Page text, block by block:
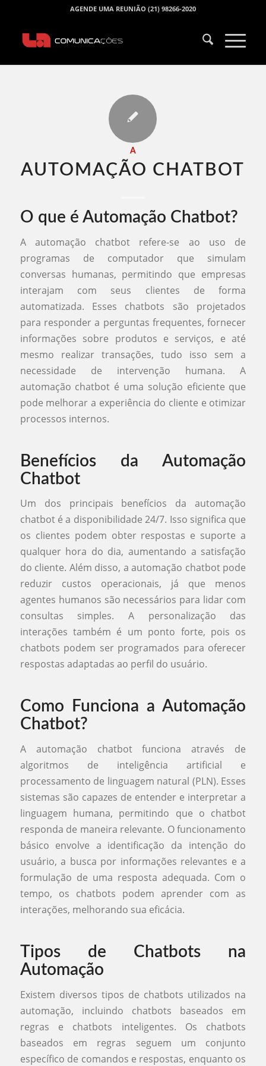
AGENDE UMA REUNIÃO (21) 98266-2020
A
AUTOMAÇÃO CHATBOT​
O que é Automação Chatbot?
A automação chatbot refere-se ao uso de
programas de computador que simulam
conversas humanas, permitindo que empresas
interajam com seus clientes de forma
automatizada. Esses chatbots são projetados
para responder a perguntas frequentes, fornecer
informações sobre produtos e serviços, e até
mesmo realizar transações, tudo isso sem a
necessidade de intervenção humana. A
automação chatbot é uma solução eficiente que
pode melhorar a experiência do cliente e otimizar
processos internos.
Benefícios da Automação
Chatbot
Um dos principais benefícios da automação
chatbot é a disponibilidade 24/7. Isso significa que
os clientes podem obter respostas e suporte a
qualquer hora do dia, aumentando a satisfação
do cliente. Além disso, a automação chatbot pode
reduzir custos operacionais, já que menos
agentes humanos são necessários para lidar com
consultas simples. A personalização das
interações também é um ponto forte, pois os
chatbots podem ser programados para oferecer
respostas adaptadas ao perfil do usuário.
Como Funciona a Automação
Chatbot?
A automação chatbot funciona através de
algoritmos de inteligência artificial e
processamento de linguagem natural (PLN). Esses
sistemas são capazes de entender e interpretar a
linguagem humana, permitindo que o chatbot
responda de maneira relevante. O funcionamento
básico envolve a identificação da intenção do
usuário, a busca por informações relevantes e a
formulação de uma resposta adequada. Com o
tempo, os chatbots podem aprender com as
interações, melhorando sua eficácia.
Tipos de Chatbots na
Automação
Existem diversos tipos de chatbots utilizados na
automação, incluindo chatbots baseados em
regras e chatbots inteligentes. Os chatbots
baseados em regras seguem um conjunto
específico de comandos e respostas, enquanto os